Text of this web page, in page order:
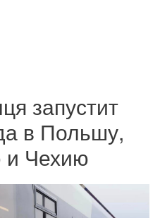
запустит
в Польшу,
и Чехию